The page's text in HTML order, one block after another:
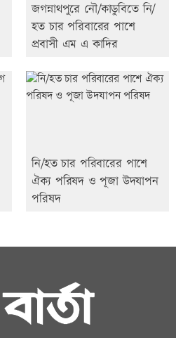
জগন্নাথপুরে নৌ/কাডুবিতে নি/
হত চার পরিবারের পাশে
প্রবাসী এম এ কাদির
নি/হত চার পরিবারের পাশে
ঐক্য পরিষদ ও পূজা উদযাপন
পরিষদ